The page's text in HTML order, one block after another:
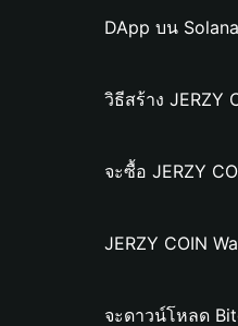
DApp บน Solana
วิธีสร้าง JERZY
จะซื้อ JERZY
JERZY COIN
จะดาวน์โหลด